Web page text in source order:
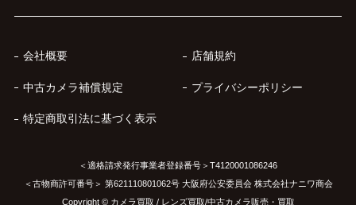
会社概要 店舗規約
中古カメラ補償規定 プライバシーポリシー
特定商取引法に基づく表示
＜適格請求発行事業者登録番号＞T4120001086246
＜古物商許可番号＞ 第621110801062号 大阪府公安委員会 株式会社ナニワ商会
Copyright © カメラ買取 / レンズ買取/中古カメラ販売・買取